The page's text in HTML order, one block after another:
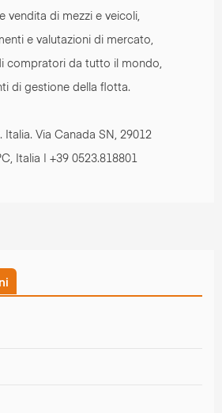
vendita di mezzi e veicoli,
e valutazioni di mercato,
compratori da tutto il mondo,
di gestione della flotta.
Italia. Via Canada SN, 29012
Italia | +39 0523.818801